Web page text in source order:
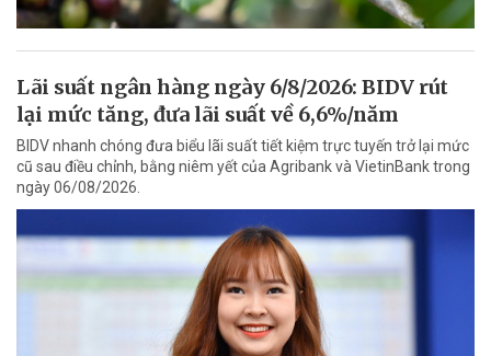
Lãi suất ngân hàng ngày 6/8/2026: BIDV rút
lại mức tăng, đưa lãi suất về 6,6%/năm
BIDV nhanh chóng đưa biểu lãi suất tiết kiệm trực tuyến trở lại mức
cũ sau điều chỉnh, bằng niêm yết của Agribank và VietinBank trong
ngày 06/08/2026.